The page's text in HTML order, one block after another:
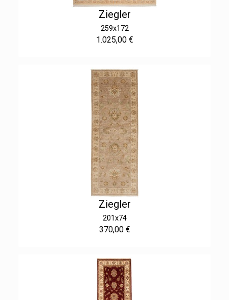
Ziegler
259x172
1.025,00 €
Ziegler
201x74
370,00 €